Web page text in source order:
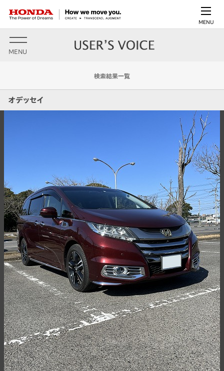
MENU
MENU
検索結果一覧
オデッセイ